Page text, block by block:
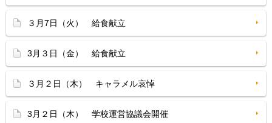
３月7日（火） 給食献立
3月３日（金） 給食献立
３月２日（木） キャラメル哀悼
3月２日（木） 学校運営協議会開催